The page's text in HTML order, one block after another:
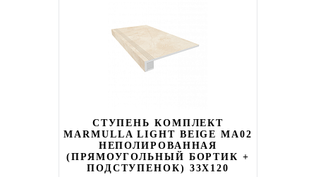
СТУПЕНЬ КОМПЛЕКТ
MARMULLA LIGHT BEIGE MA02
НЕПОЛИРОВАННАЯ
(ПРЯМОУГОЛЬНЫЙ БОРТИК +
ПОДСТУПЕНОК) 33X120